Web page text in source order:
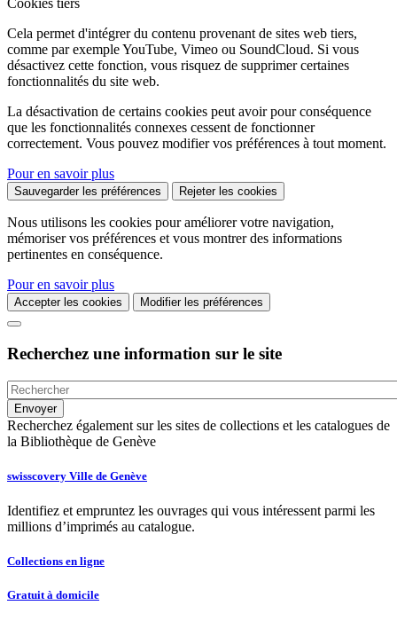
Cookies tiers
Cela permet d'intégrer du contenu provenant de sites web tiers,
comme par exemple YouTube, Vimeo ou SoundCloud. Si vous
désactivez cette fonction, vous risquez de supprimer certaines
fonctionnalités du site web.
La désactivation de certains cookies peut avoir pour conséquence
que les fonctionnalités connexes cessent de fonctionner
correctement. Vous pouvez modifier vos préférences à tout moment.
Pour en savoir plus
Sauvegarder les préférences Rejeter les cookies
Nous utilisons les cookies pour améliorer votre navigation,
mémoriser vos préférences et vous montrer des informations
pertinentes en conséquence.
Pour en savoir plus
Accepter les cookies Modifier les préférences
Recherchez une information sur le site
Recherchez également sur les sites de collections et les catalogues de
la Bibliothèque de Genève
swisscovery Ville de Genève
Identifiez et empruntez les ouvrages qui vous intéressent parmi les
millions d’imprimés au catalogue.
Collections en ligne
Gratuit à domicile